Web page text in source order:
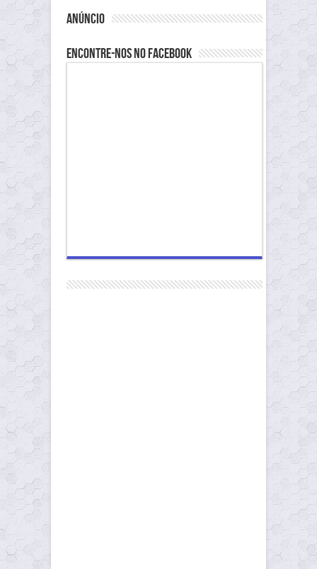
anúncio
Encontre-nos no Facebook